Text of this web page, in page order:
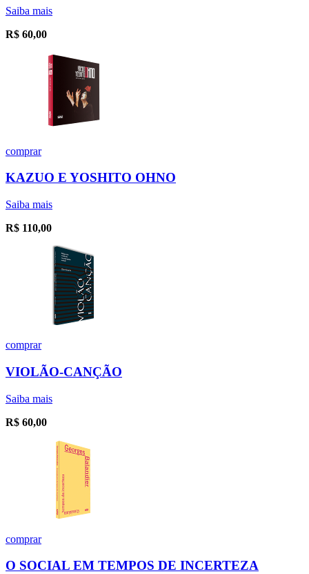
Saiba mais
R$ 60,00
comprar
KAZUO E YOSHITO OHNO
Saiba mais
R$ 110,00
comprar
VIOLÃO-CANÇÃO
Saiba mais
R$ 60,00
comprar
O SOCIAL EM TEMPOS DE INCERTEZA